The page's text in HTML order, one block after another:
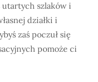
utartych szlaków i
działki i
zaś poczuł się
pomoże ci